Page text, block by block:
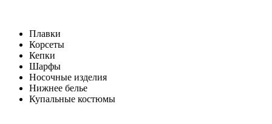
Плавки
Корсеты
Кепки
Шарфы
Носочные изделия
Нижнее белье
Купальные костюмы